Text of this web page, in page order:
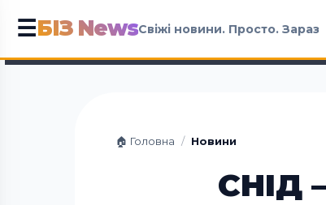
☰БІЗ NewsСвіжі новини. Просто. Зараз
🏠 Головна / Новини
СНІД